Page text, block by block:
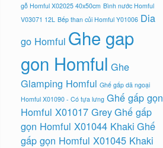
gỗ Homful X02025 40x50cm Bình nước Homful
V03071 12L Bếp than củi Homful Y01006 Dia
go Homful Ghe gap
gon Homful Ghe
Glamping Homful Ghế gấp dã ngoại
Homful X01090 - Có tựa lưng Ghế gấp gọn
Homful X01017 GreyGhế gấp
gọn Homful X01044 Khaki Ghế
gấp gọn Homful X01045 Khaki